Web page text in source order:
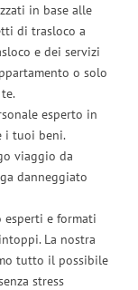
in base alle
di trasloco a
e dei servizi
o solo
esperto in
i tuoi beni.
viaggio da
danneggiato
esperti e formati
La nostra
tutto il possibile
stress